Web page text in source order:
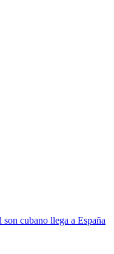
cubano llega a España